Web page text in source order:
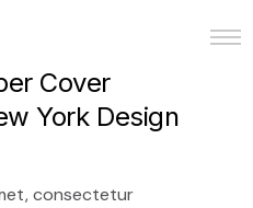
Cover
York Design
consectetur